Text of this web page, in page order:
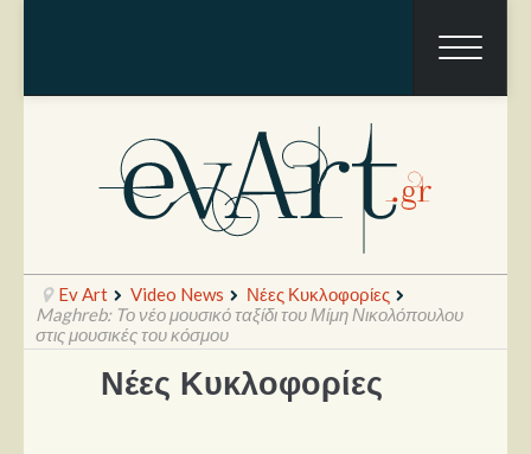
Ραπόρτο
Ev Art Video News
Νέες Κυκλοφορίες
Maghreb: Tο νέο μουσικό ταξίδι του Μίμη Νικολόπουλου
στις μουσικές του κόσμου
Νέες Κυκλοφορίες